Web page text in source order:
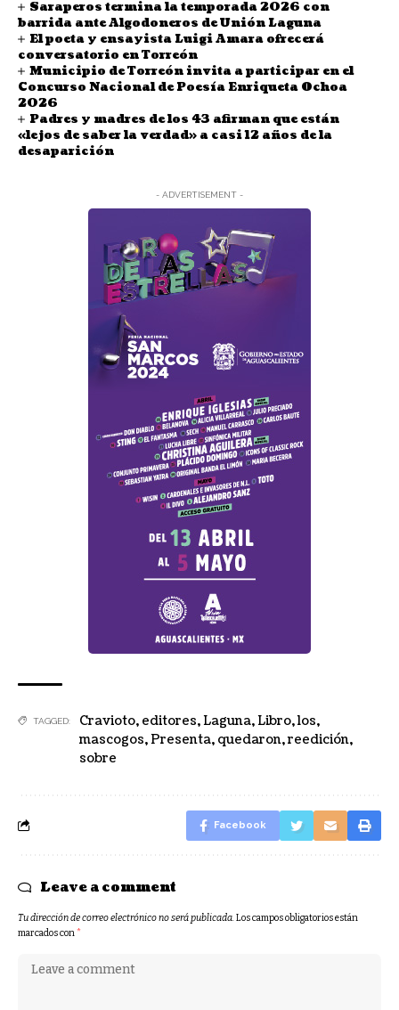
Saraperos termina la temporada 2026 con
barrida ante Algodoneros de Unión Laguna
El poeta y ensayista Luigi Amara ofrecerá
conversatorio en Torreón
Municipio de Torreón invita a participar en el
Concurso Nacional de Poesía Enriqueta Ochoa
2026
Padres y madres de los 43 afirman que están
«lejos de saber la verdad» a casi 12 años de la
desaparición
- ADVERTISEMENT -
TAGGED: Cravioto, editores,Laguna,Libro,los,
mascogos,Presenta, quedaron,reedición,
sobre
Facebook
Leave a comment
Tu dirección de correo electrónico no será publicada.Los campos obligatorios están
marcados con*